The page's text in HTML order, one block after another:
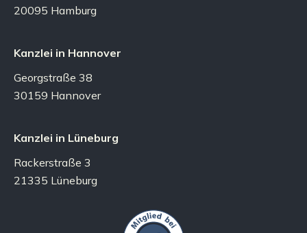
20095 Hamburg
Kanzlei in Hannover
Georgstraße 38
30159 Hannover
Kanzlei in Lüneburg
Rackerstraße 3
21335 Lüneburg